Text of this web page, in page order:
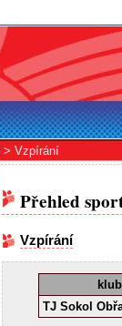
> Vzpírání
Přehled
Vzpírání
klub
TJ Sokol